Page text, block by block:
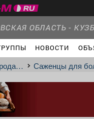
ОБЛАСТЬ -
НОВОСТИ
Группы
и экология Саженцы для больницы,